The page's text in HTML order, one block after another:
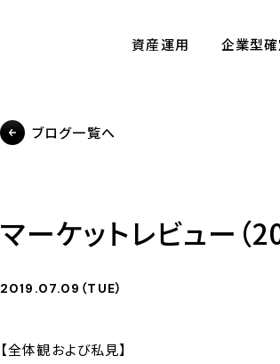
資産運用 企業型
ブログ一覧へ
マーケットレビュー（
2019.07.09（TUE）
【全体観および私見】